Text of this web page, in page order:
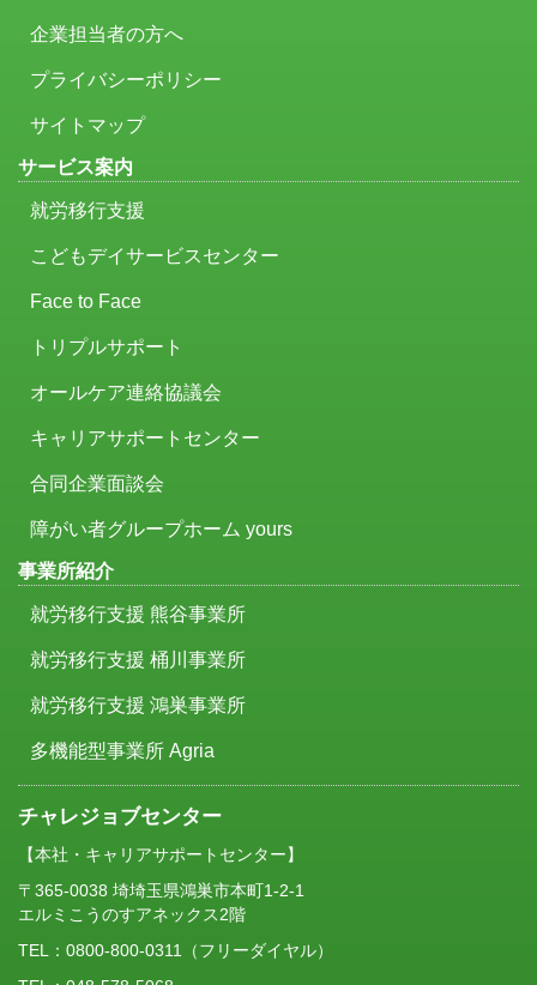
企業担当者の方へ
プライバシーポリシー
サイトマップ
サービス案内
就労移行支援
こどもデイサービスセンター
Face to Face
トリプルサポート
オールケア連絡協議会
キャリアサポートセンター
合同企業面談会
障がい者グループホーム yours
事業所紹介
就労移行支援 熊谷事業所
就労移行支援 桶川事業所
就労移行支援 鴻巣事業所
多機能型事業所 Agria
チャレジョブセンター
【本社・キャリアサポートセンター】
〒365-0038 埼埼玉県鴻巣市本町1-2-1
エルミこうのすアネックス2階
TEL： 0800-800-0311
（フリーダイヤル）